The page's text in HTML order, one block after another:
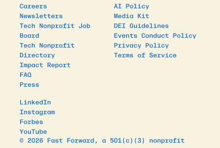
Careers
Newsletters
Tech Nonprofit Job
Board
Tech Nonprofit
Directory
Impact Report
FAQ
Press
AI Policy
Media Kit
DEI Guidelines
Events Conduct Policy
Privacy Policy
Terms of Service
LinkedIn
Instagram
Forbes
YouTube
© 2026 Fast Forward, a 501(c)(3) nonprofit